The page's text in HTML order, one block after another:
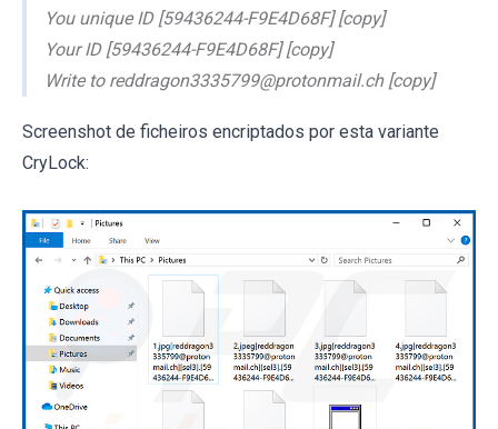
You unique ID [59436244-F9E4D68F] [copy]
Your ID [59436244-F9E4D68F] [copy]
Write to reddragon3335799@protonmail.ch [copy]
Screenshot de ficheiros encriptados por esta variante
CryLock: